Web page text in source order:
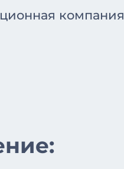
компания